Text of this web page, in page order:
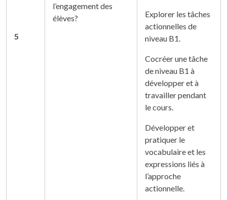
5
l’engagement des
élèves?
Explorer les tâches
actionnelles de
niveau B1.
Cocréer une tâche
de niveau B1 à
développer et à
travailler pendant
le cours.
Développer et
pratiquer le
vocabulaire et les
expressions liés à
l’approche
actionnelle.